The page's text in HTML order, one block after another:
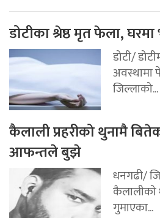
डोटीका श्रेष्ठ मृत फेला,
डोटी/
अवस्थामा
जिल्लाको...
कैलाली प्रहरीको थुनामै
आफन्तले बुझे
धनगढी/
कैलालीको
गुमाएका...